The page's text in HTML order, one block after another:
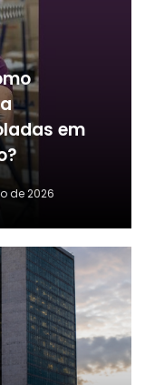
em
de 2026